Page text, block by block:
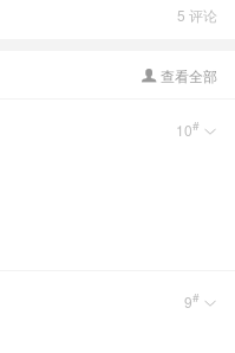
5 评论
 查看全部
10# 
9# 